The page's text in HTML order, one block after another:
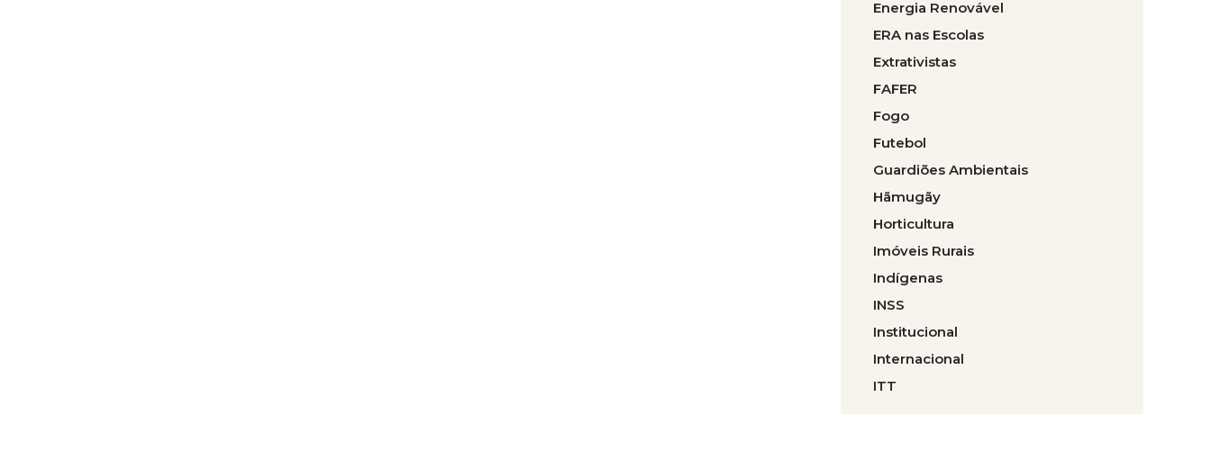
Energia Renovável
ERA nas Escolas
Extrativistas
FAFER
Fogo
Futebol
Guardiões Ambientais
Hãmugãy
Horticultura
Imóveis Rurais
Indígenas
INSS
Institucional
Internacional
ITT